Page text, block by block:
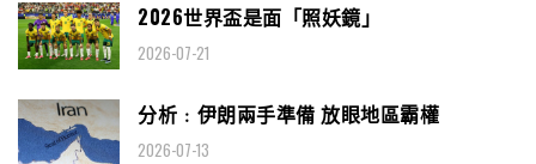
2026世界盃是面「照妖鏡」
2026-07-21
分析﹕伊朗兩手準備 放眼地區霸權
2026-07-13